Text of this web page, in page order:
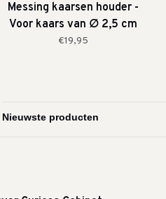
Messing kaarsen houder -
Voor kaars van ∅ 2,5 cm
€19,95